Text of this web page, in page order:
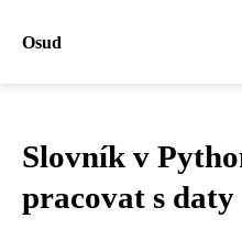
Osud
Slovník v
pracovat s daty